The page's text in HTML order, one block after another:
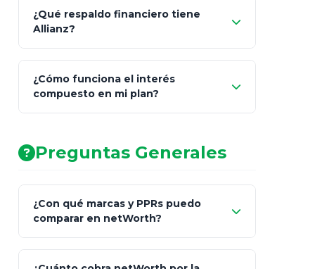
¿Qué respaldo financiero tiene
Allianz?
AA (Muy Fuerte)
¿Cómo funciona el interés
compuesto en mi plan?
Preguntas Generales
¿Con qué marcas y PPRs puedo
comparar en netWorth?